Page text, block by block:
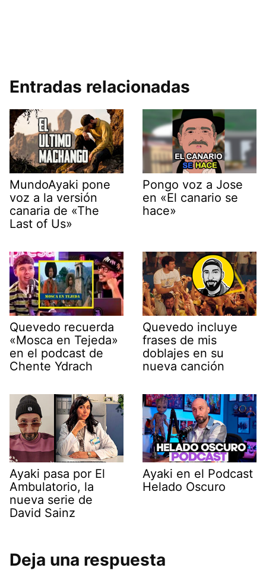
Entradas relacionadas
MundoAyaki pone
voz a la versión
canaria de «The
Last of Us»
Pongo voz a Jose
en «El canario se
hace»
Quevedo recuerda
«Mosca en Tejeda»
en el podcast de
Chente Ydrach
Quevedo incluye
frases de mis
doblajes en su
nueva canción
Ayaki pasa por El
Ambulatorio, la
nueva serie de
David Sainz
Ayaki en el Podcast
Helado Oscuro
Deja una respuesta